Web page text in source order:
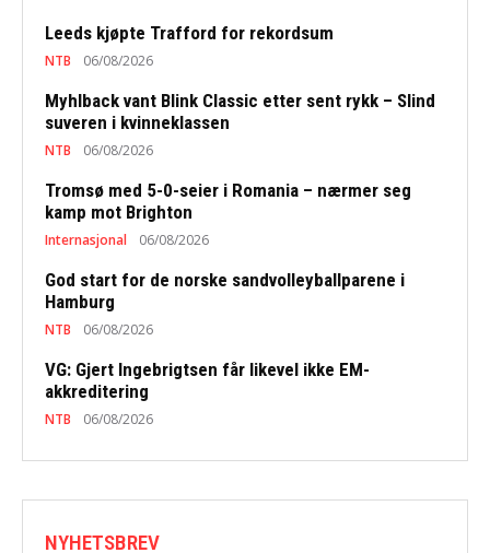
Leeds kjøpte Trafford for rekordsum
NTB 06/08/2026
Myhlback vant Blink Classic etter sent rykk – Slind
suveren i kvinneklassen
NTB 06/08/2026
Tromsø med 5-0-seier i Romania – nærmer seg
kamp mot Brighton
Internasjonal 06/08/2026
God start for de norske sandvolleyballparene i
Hamburg
NTB 06/08/2026
VG: Gjert Ingebrigtsen får likevel ikke EM-
akkreditering
NTB 06/08/2026
NYHETSBREV